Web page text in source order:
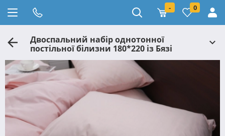
- 0
Двоспальний набір однотонної
постільної білизни 180*220 із Бязі
"Gold" №155520 Черешенка™